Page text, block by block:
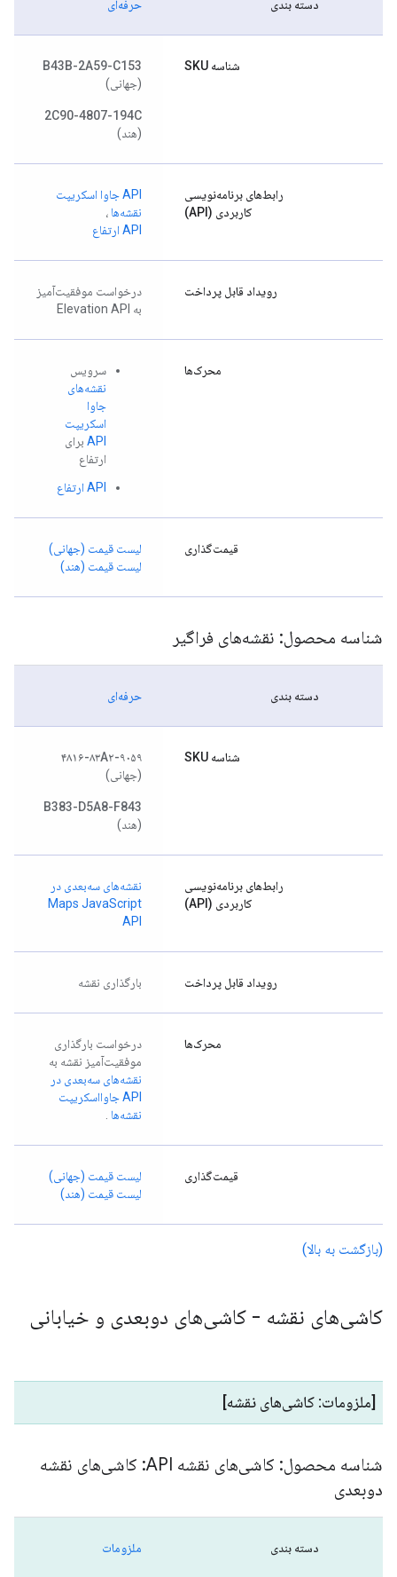
دسته بندی حرفه‌ای
شناسه SKU
B43B-2A59-C153
(جهانی)
2C90-4807-194C
(هند)
رابط‌های برنامه‌نویسی
کاربردی (API)
API جاوا اسکریپت
نقشه‌ها ،
API ارتفاع
رویداد قابل پرداخت
درخواست موفقیت‌آمیز
به Elevation API
محرک‌ها
سرویس
نقشه‌های
جاوا
اسکریپت
API برای
ارتفاع
API ارتفاع
قیمت‌گذاری
لیست قیمت (جهانی)
لیست قیمت (هند)
شناسه محصول: نقشه‌های فراگیر
دسته بندی حرفه‌ای
شناسه SKU
۴۸۱۶-۸۳A۲-۹۰۵۹
(جهانی)
B383-D5A8-F843
(هند)
رابط‌های برنامه‌نویسی
کاربردی (API)
نقشه‌های سه‌بعدی در
Maps JavaScript
API
رویداد قابل پرداخت بارگذاری نقشه
محرک‌ها
درخواست بارگذاری
موفقیت‌آمیز نقشه به
نقشه‌های سه‌بعدی در
API جاوااسکریپت
نقشه‌ها
قیمت‌گذاری
لیست قیمت (جهانی)
لیست قیمت (هند)
(بازگشت به بالا)
کاشی‌های نقشه - کاشی‌های دوبعدی و خیابانی
[ملزومات: کاشی‌های نقشه]
شناسه محصول: کاشی‌های نقشه API: کاشی‌های نقشه
دوبعدی
دسته بندی ملزومات